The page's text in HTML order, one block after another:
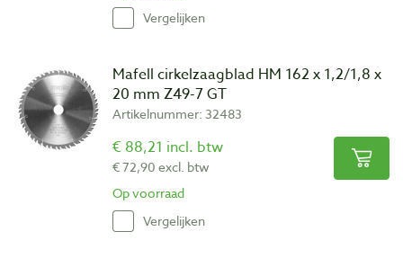
Vergelijken
Mafell cirkelzaagblad HM 162 x 1,2/1,8 x
20 mm Z49-7 GT
Artikelnummer: 32483
€ 88,21 incl. btw
€ 72,90 excl. btw
Op voorraad
Vergelijken